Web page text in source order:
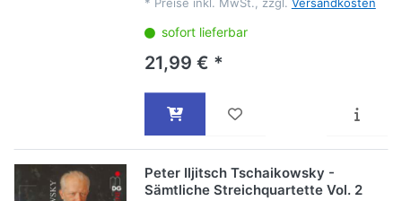
sofort lieferbar
21,99 € *
Peter Iljitsch Tschaikowsky -
Sämtliche Streichquartette Vol. 2